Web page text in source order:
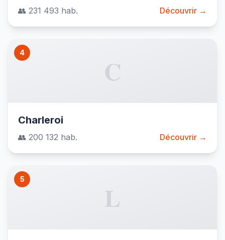
👥 231 493 hab. Découvrir →
4
C
Charleroi
👥 200 132 hab. Découvrir →
5
L